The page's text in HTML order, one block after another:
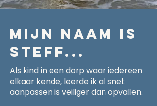
Mijn naam is
Steff...
​Als kind in een dorp waar iedereen
elkaar kende, leerde ik al snel:
aanpassen is veiliger dan opvallen.